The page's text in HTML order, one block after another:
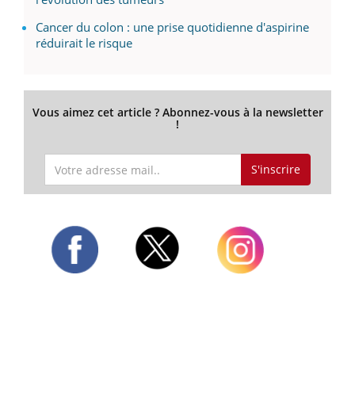
Cancer du colon : une prise quotidienne d'aspirine
réduirait le risque
Vous aimez cet article ? Abonnez-vous à la newsletter
!
S'inscrire